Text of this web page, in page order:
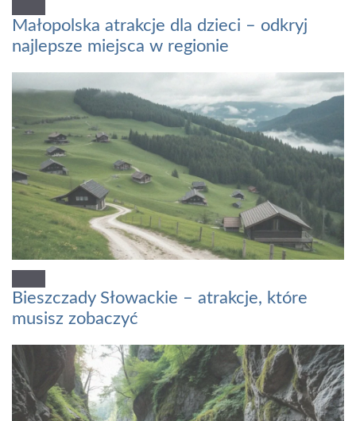
Małopolska atrakcje dla dzieci – odkryj
najlepsze miejsca w regionie
Bieszczady Słowackie – atrakcje, które
musisz zobaczyć